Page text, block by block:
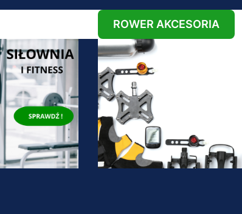
ROWER AKCESORIA